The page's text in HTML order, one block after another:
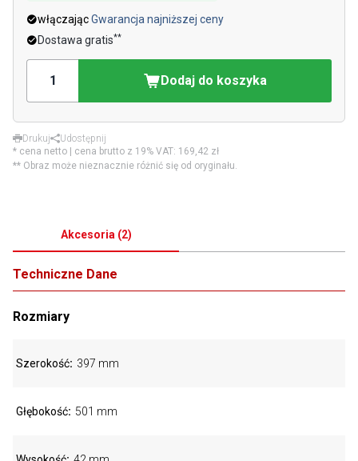
włączającGwarancja najniższej ceny
Dostawa gratis**
Dodaj do koszyka
Drukuj
Udostępnij
* cena netto | cena brutto z 19% VAT: 169,42 zł
** Obraz może nieznacznie różnić się od oryginału.
Akcesoria (2)
Techniczne Dane
Rozmiary
Szerokość 397 mm
Głębokość 501 mm